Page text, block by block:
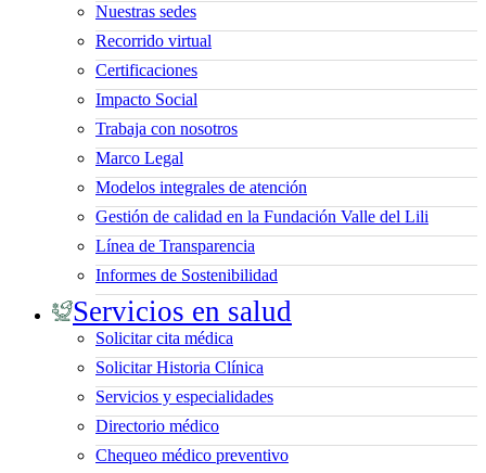
Nuestras sedes
Recorrido virtual
Certificaciones
Impacto Social
Trabaja con nosotros
Marco Legal
Modelos integrales de atención
Gestión de calidad en la Fundación Valle del Lili
Línea de Transparencia
Informes de Sostenibilidad
Servicios en salud
Solicitar cita médica
Solicitar Historia Clínica
Servicios y especialidades
Directorio médico
Chequeo médico preventivo